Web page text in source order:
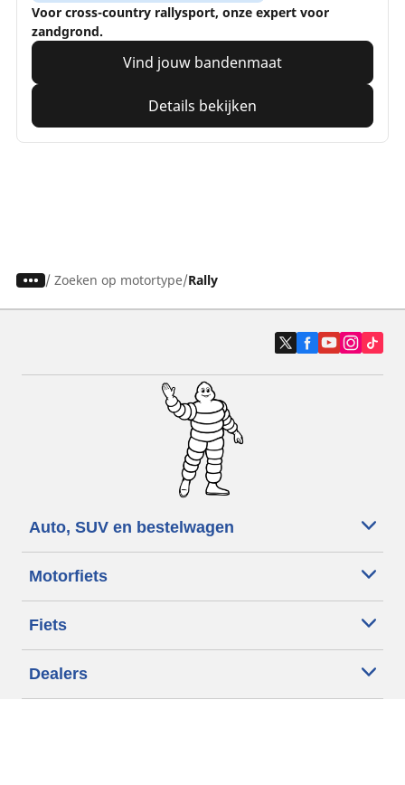
Voor cross-country rallysport, onze expert voor
zandgrond.
Vind jouw bandenmaat
Details bekijken
/ Zoeken op motortype Rally
Auto, SUV en bestelwagen
Motorfiets
Fiets
Dealers